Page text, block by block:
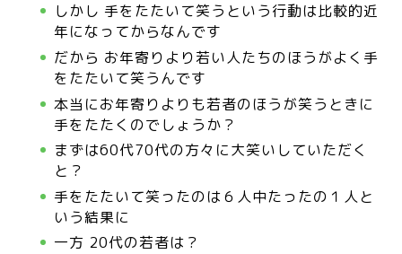
しかし 手をたたいて笑うという行動は比較的近
年になってからなんです
だから お年寄りより若い人たちのほうがよく手
をたたいて笑うんです
本当にお年寄りよりも若者のほうが笑うときに
手をたたくのでしょうか？
まずは60代70代の方々に大笑いしていただく
と？
手をたたいて笑ったのは６人中たったの１人と
いう結果に
一方 20代の若者は？